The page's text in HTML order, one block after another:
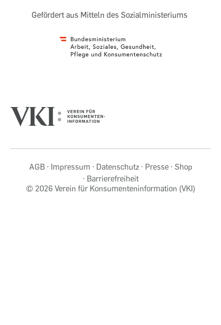
Gefördert aus Mitteln des Sozialministeriums
AGB Impressum Datenschutz Presse
Shop
Barrierefreiheit
© 2026 Verein für Konsumenteninformation (VKI)